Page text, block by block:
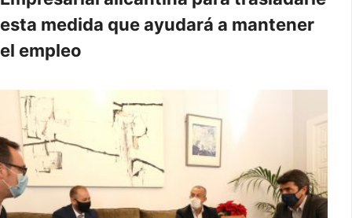
esta medida que ayudará a mantener
el empleo